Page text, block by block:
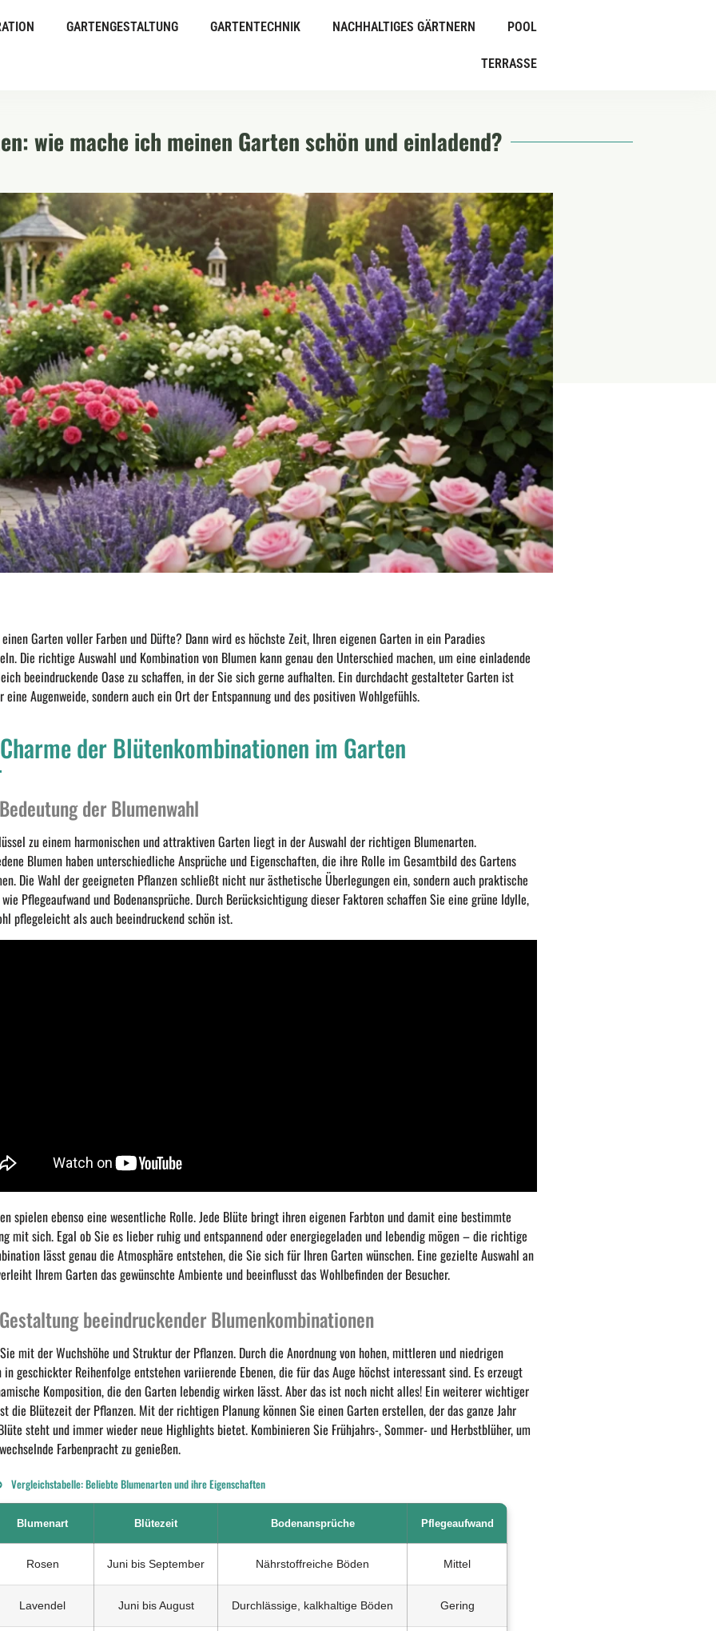
GARTENGESTALTUNG GARTENTECHNIK NACHHALTIGES GÄRTNERN POOL
TERRASSE
wie mache ich meinen Garten schön und einladend?
Garten voller Farben und Düfte? Dann wird es höchste Zeit, Ihren eigenen Garten in ein Paradies
Die richtige Auswahl und Kombination von Blumen kann genau den Unterschied machen, um eine einladende
beeindruckende Oase zu schaffen, in der Sie sich gerne aufhalten. Ein durchdacht gestalteter Garten ist
eine Augenweide, sondern auch ein Ort der Entspannung und des positiven Wohlgefühls.
der Blütenkombinationen im Garten
der Blumenwahl
zu einem harmonischen und attraktiven Garten liegt in der Auswahl der richtigen Blumenarten.
Blumen haben unterschiedliche Ansprüche und Eigenschaften, die ihre Rolle im Gesamtbild des Gartens
Die Wahl der geeigneten Pflanzen schließt nicht nur ästhetische Überlegungen ein, sondern auch praktische
Pflegeaufwand und Bodenansprüche. Durch Berücksichtigung dieser Faktoren schaffen Sie eine grüne Idylle,
pflegeleicht als auch beeindruckend schön ist.
spielen ebenso eine wesentliche Rolle. Jede Blüte bringt ihren eigenen Farbton und damit eine bestimmte
mit sich. Egal ob Sie es lieber ruhig und entspannend oder energiegeladen und lebendig mögen – die richtige
lässt genau die Atmosphäre entstehen, die Sie sich für Ihren Garten wünschen. Eine gezielte Auswahl an
Ihrem Garten das gewünschte Ambiente und beeinflusst das Wohlbefinden der Besucher.
beeindruckender Blumenkombinationen
mit der Wuchshöhe und Struktur der Pflanzen. Durch die Anordnung von hohen, mittleren und niedrigen
in geschickter Reihenfolge entstehen variierende Ebenen, die für das Auge höchst interessant sind. Es erzeugt
Komposition, die den Garten lebendig wirken lässt. Aber das ist noch nicht alles! Ein weiterer wichtiger
die Blütezeit der Pflanzen. Mit der richtigen Planung können Sie einen Garten erstellen, der das ganze Jahr
steht und immer wieder neue Highlights bietet. Kombinieren Sie Frühjahrs-, Sommer- und Herbstblüher, um
Farbenpracht zu genießen.
Vergleichstabelle: Beliebte Blumenarten und ihre Eigenschaften
Blumenart Blütezeit Bodenansprüche Pflegeaufwand
Rosen Juni bis September Nährstoffreiche Böden Mittel
Lavendel Juni bis August Durchlässige, kalkhaltige Böden Gering